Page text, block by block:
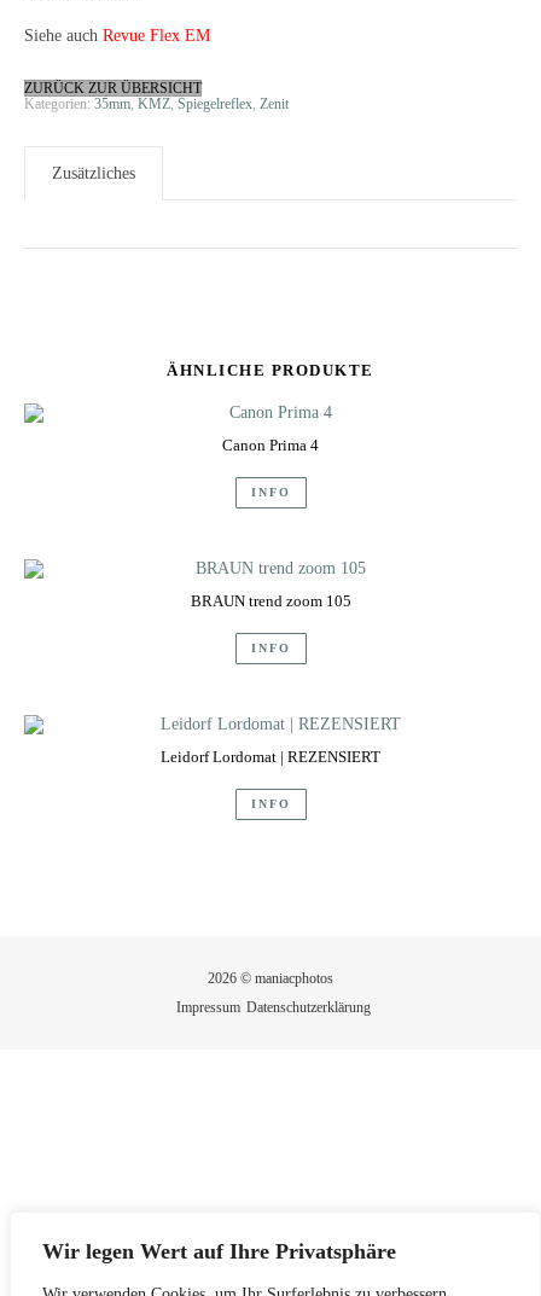
Wir legen Wert auf Ihre Privatsphäre
Siehe auch Revue Flex EM
ZURÜCK ZUR ÜBERSICHT
Kategorien: 35mm, KMZ, Spiegelreflex, Zenit
Zusätzliches
ÄHNLICHE PRODUKTE
Canon Prima 4
INFO
BRAUN trend zoom 105
INFO
Leidorf Lordomat | REZENSIERT
INFO
2026 © maniacphotos
Impressum Datenschutzerklärung